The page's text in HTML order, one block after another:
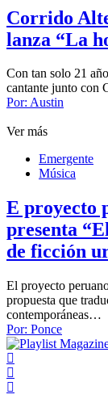
Corrido
lanza “La
Con tan solo 21
cantante junto con
Por: Austin
Ver más
Emergente
Música
E proyecto
presenta
de ficción
El proyecto
propuesta que
contemporáneas…
Por: Ponce